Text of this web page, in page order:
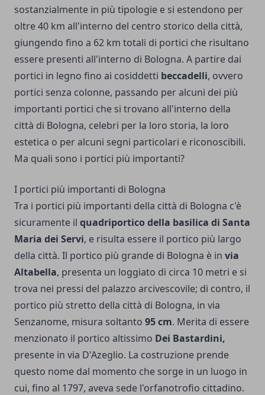
sostanzialmente in più tipologie e si estendono per
oltre 40 km all'interno del centro storico della città,
giungendo fino a 62 km totali di portici che risultano
essere presenti all'interno di Bologna. A partire dai
portici in legno fino ai cosiddetti beccadelli, ovvero
portici senza colonne, passando per alcuni dei più
importanti portici che si trovano all'interno della
città di Bologna, celebri per la loro storia, la loro
estetica o per alcuni segni particolari e riconoscibili.
Ma quali sono i portici più importanti?
I portici più importanti di Bologna
Tra i portici più importanti della città di Bologna c'è
sicuramente il quadriportico della basilica di Santa
Maria dei Servi, e risulta essere il portico più largo
della città. Il portico più grande di Bologna è in via
Altabella, presenta un loggiato di circa 10 metri e si
trova nei pressi del palazzo arcivescovile; di contro, il
portico più stretto della città di Bologna, in via
Senzanome, misura soltanto 95 cm. Merita di essere
menzionato il portico altissimo Dei Bastardini,
presente in via D'Azeglio. La costruzione prende
questo nome dal momento che sorge in un luogo in
cui, fino al 1797, aveva sede l'orfanotrofio cittadino.